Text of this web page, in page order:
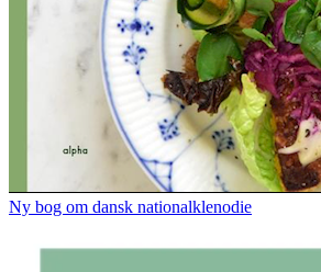
Ny bog om dansk nationalklenodie